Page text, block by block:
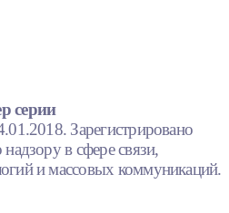
серии
Зарегистрировано
в сфере связи,
и массовых коммуникаций.